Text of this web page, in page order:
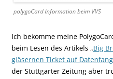
polygoCard Information beim VVS
Ich bekomme meine
beim Lesen des Artikels „Big
gläsernen Ticket auf Datenfang
der Stuttgarter Zeitung aber